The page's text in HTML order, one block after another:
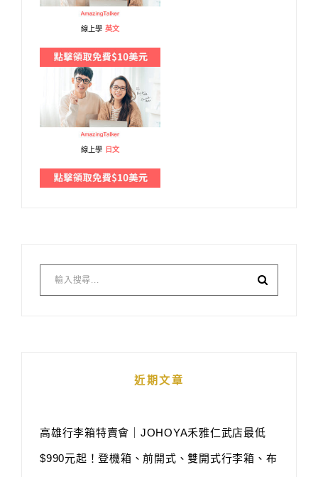
線上學 英文
線上學 日文
近期文章
高雄行李箱特賣會｜JOHOYA禾雅仁武店最低
$990元起！登機箱、前開式、雙開式行李箱、布